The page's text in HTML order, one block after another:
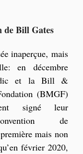
Bill Gates
inaperçue, mais
en décembre
et la Bill &
(BMGF)
signé leur
de
mais non
février 2020,